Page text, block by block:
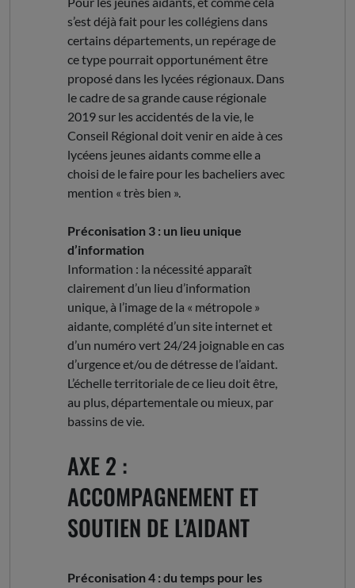
s’est déjà fait pour les collégiens dans
certains départements, un repérage de
ce type pourrait opportunément être
proposé dans les lycées régionaux. Dans
le cadre de sa grande cause régionale
2019 sur les accidentés de la vie, le
Conseil Régional doit venir en aide à ces
lycéens jeunes aidants comme elle a
choisi de le faire pour les bacheliers avec
mention « très bien ».
Préconisation 3 : un lieu unique
d’information
Information : la nécessité apparaît
clairement d’un lieu d’information
unique, à l’image de la « métropole »
aidante, complété d’un site internet et
d’un numéro vert 24/24 joignable en cas
d’urgence et/ou de détresse de l’aidant.
L’échelle territoriale de ce lieu doit être,
au plus, départementale ou mieux, par
bassins de vie.
AXE 2 :
ACCOMPAGNEMENT ET
SOUTIEN DE L’AIDANT
Préconisation 4 : du temps pour les